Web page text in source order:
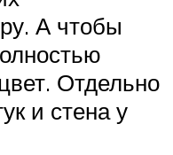
А чтобы
Отдельно
и стена у